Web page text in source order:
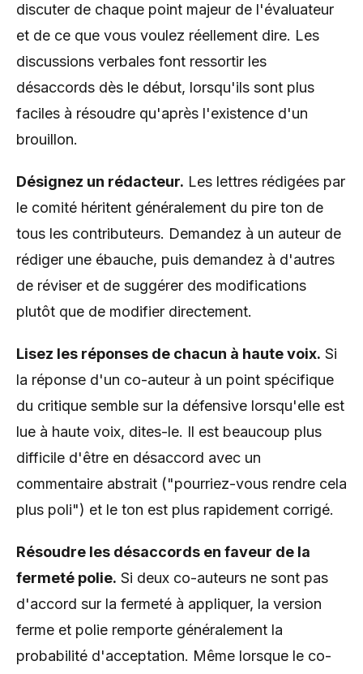
discuter de chaque point majeur de l'évaluateur
et de ce que vous voulez réellement dire. Les
discussions verbales font ressortir les
désaccords dès le début, lorsqu'ils sont plus
faciles à résoudre qu'après l'existence d'un
brouillon.
Désignez un rédacteur. Les lettres rédigées par
le comité héritent généralement du pire ton de
tous les contributeurs. Demandez à un auteur de
rédiger une ébauche, puis demandez à d'autres
de réviser et de suggérer des modifications
plutôt que de modifier directement.
Lisez les réponses de chacun à haute voix. Si
la réponse d'un co-auteur à un point spécifique
du critique semble sur la défensive lorsqu'elle est
lue à haute voix, dites-le. Il est beaucoup plus
difficile d'être en désaccord avec un
commentaire abstrait ("pourriez-vous rendre cela
plus poli") et le ton est plus rapidement corrigé.
Résoudre les désaccords en faveur de la
fermeté polie. Si deux co-auteurs ne sont pas
d'accord sur la fermeté à appliquer, la version
ferme et polie remporte généralement la
probabilité d'acceptation. Même lorsque le co-